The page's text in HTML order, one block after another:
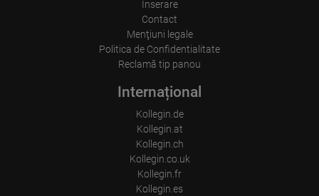
Inserare
Contact
Menţiuni legale
Politica de Confidentialitate
Reclamă tip panou
Internațional
Kollegin.de
Kollegin.at
Kollegin.ch
Kollegin.co.uk
Kollegin.fr
Kollegin.es